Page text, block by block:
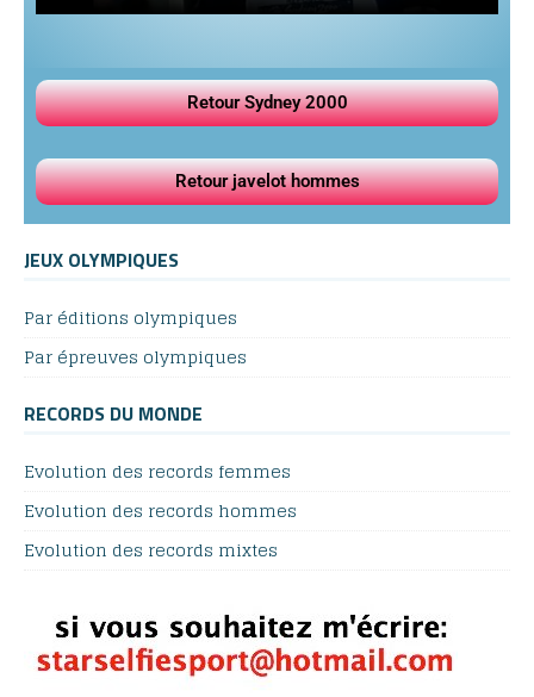
Retour Sydney 2000
Retour javelot hommes
JEUX OLYMPIQUES
Par éditions olympiques
Par épreuves olympiques
RECORDS DU MONDE
Evolution des records femmes
Evolution des records hommes
Evolution des records mixtes